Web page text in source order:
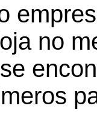
no